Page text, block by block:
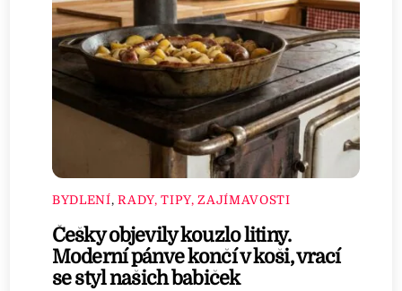
BYDLENÍ,RADY, TIPY, ZAJÍMAVOSTI
Češky objevily kouzlo litiny.
Moderní pánve končí v koši, vrací
se styl našich babiček